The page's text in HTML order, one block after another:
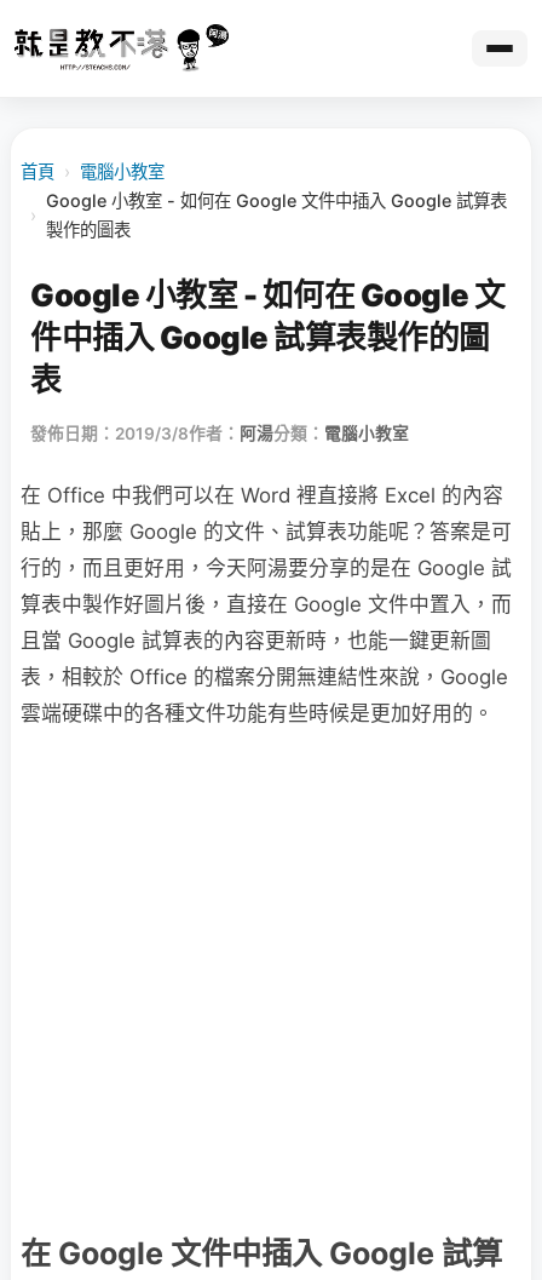
首頁 › 電腦小教室
›
Google 小教室 - 如何在 Google 文件中插入 Google 試算表
製作的圖表
Google 小教室 - 如何在 Google 文
件中插入 Google 試算表製作的圖
表
發佈日期：2019/3/8作者： 阿湯分類： 電腦小教室
在 Office 中我們可以在 Word 裡直接將 Excel 的內容
貼上，那麼 Google 的文件、試算表功能呢？答案是可
行的，而且更好用，今天阿湯要分享的是在 Google 試
算表中製作好圖片後，直接在 Google 文件中置入，而
且當 Google 試算表的內容更新時，也能一鍵更新圖
表，相較於 Office 的檔案分開無連結性來說，Google
雲端硬碟中的各種文件功能有些時候是更加好用的。
在 Google 文件中插入 Google 試算